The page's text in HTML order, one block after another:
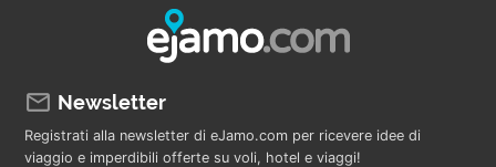
Newsletter
Registrati alla newsletter di eJamo.com per ricevere idee di
viaggio e imperdibili offerte su voli, hotel e viaggi!